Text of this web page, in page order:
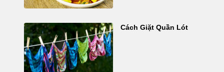
Cách Giặt Quần Lót